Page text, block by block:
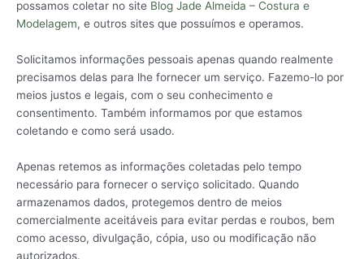
possamos coletar no site Blog Jade Almeida – Costura e
Modelagem, e outros sites que possuímos e operamos.
Solicitamos informações pessoais apenas quando realmente
precisamos delas para lhe fornecer um serviço. Fazemo-lo por
meios justos e legais, com o seu conhecimento e
consentimento. Também informamos por que estamos
coletando e como será usado.
Apenas retemos as informações coletadas pelo tempo
necessário para fornecer o serviço solicitado. Quando
armazenamos dados, protegemos dentro de meios
comercialmente aceitáveis ​​para evitar perdas e roubos, bem
como acesso, divulgação, cópia, uso ou modificação não
autorizados.